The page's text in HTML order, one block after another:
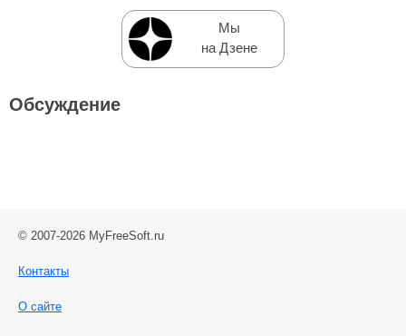
Мы
на Дзене
Обсуждение
© 2007-2026 MyFreeSoft.ru
Контакты
О сайте